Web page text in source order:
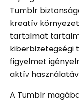
Tumblr
kreatív
tartalmat
kiberbizetegségi
figyelmet
aktív
A Tumblr